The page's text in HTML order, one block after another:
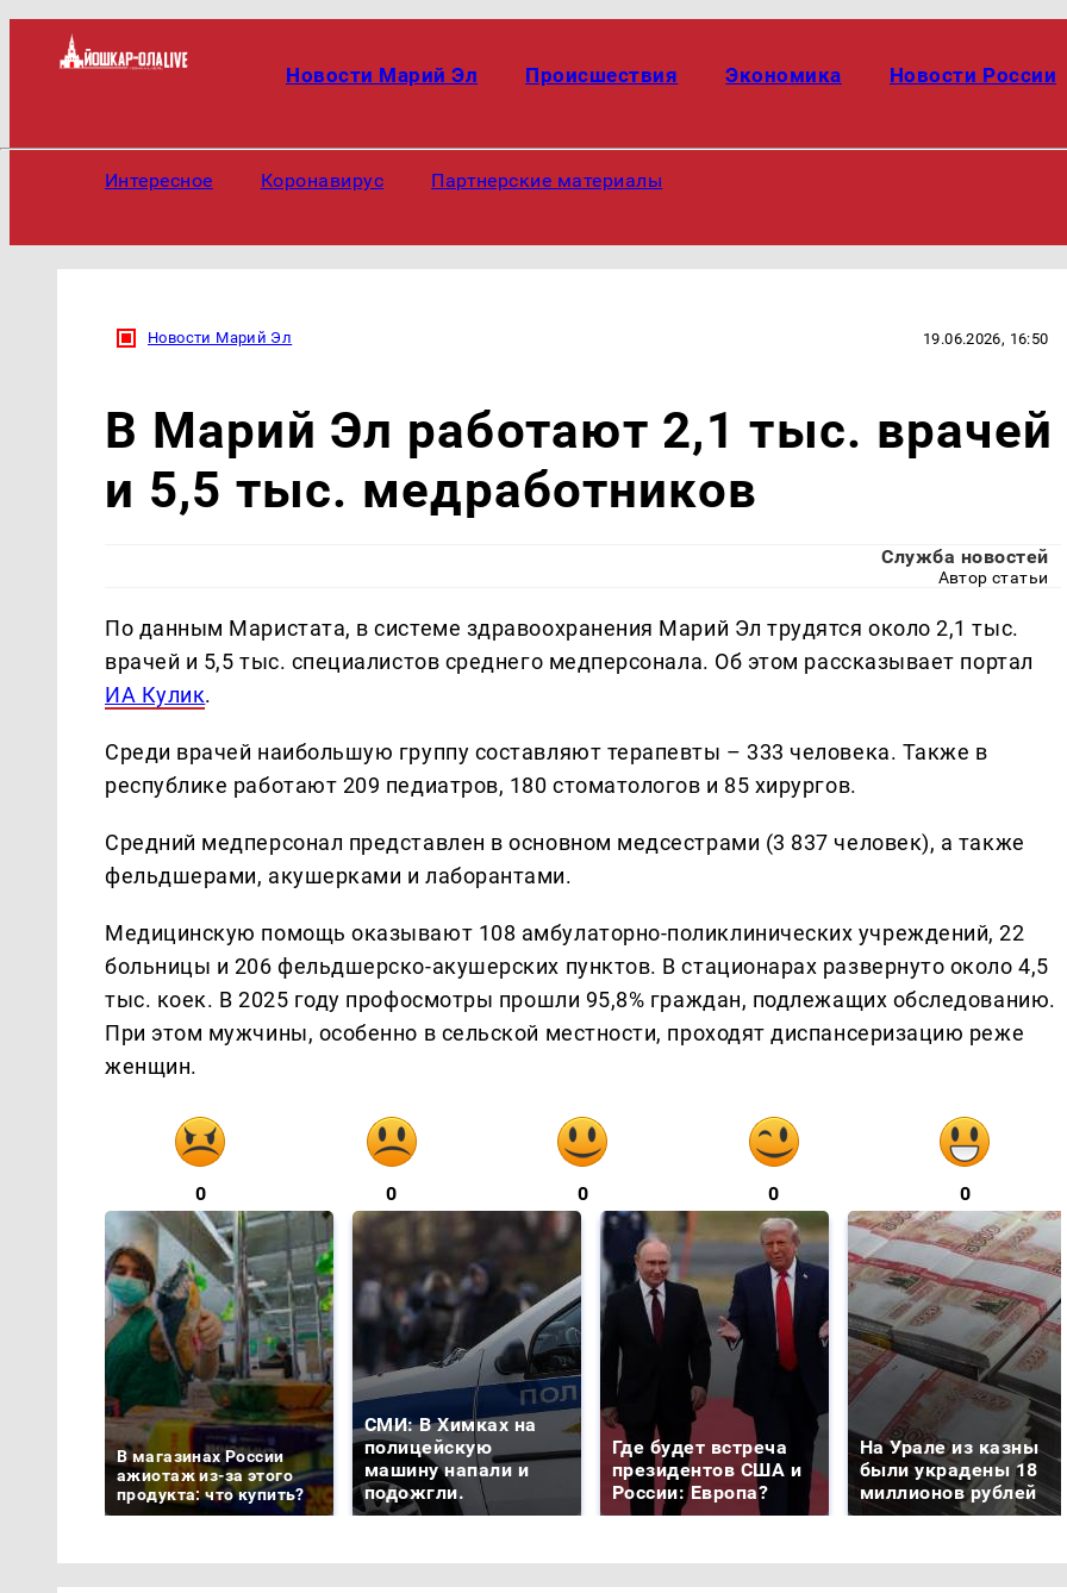
Новости Марий Эл Происшествия Экономика Новости России
Интересное Коронавирус Партнерские материалы
Новости Марий Эл 19.06.2026, 16:50
В Марий Эл работают 2,1 тыс. врачей
и 5,5 тыс. медработников
Служба новостей
Автор статьи
По данным Маристата, в системе здравоохранения Марий Эл трудятся около 2,1 тыс.
врачей и 5,5 тыс. специалистов среднего медперсонала. Об этом рассказывает портал
ИА Кулик.
Среди врачей наибольшую группу составляют терапевты – 333 человека. Также в
республике работают 209 педиатров, 180 стоматологов и 85 хирургов.
Средний медперсонал представлен в основном медсестрами (3 837 человек), а также
фельдшерами, акушерками и лаборантами.
Медицинскую помощь оказывают 108 амбулаторно-поликлинических учреждений, 22
больницы и 206 фельдшерско-акушерских пунктов. В стационарах развернуто около 4,5
тыс. коек. В 2025 году профосмотры прошли 95,8% граждан, подлежащих обследованию.
При этом мужчины, особенно в сельской местности, проходят диспансеризацию реже
женщин.
0 0 0 0 0
В магазинах России
ажиотаж из-за этого
продукта: что купить?
СМИ: В Химках на
полицейскую
машину напали и
подожгли.
Где будет встреча
президентов США и
России: Европа?
На Урале из казны
были украдены 18
миллионов рублей